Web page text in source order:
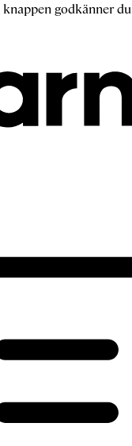
godkänner du